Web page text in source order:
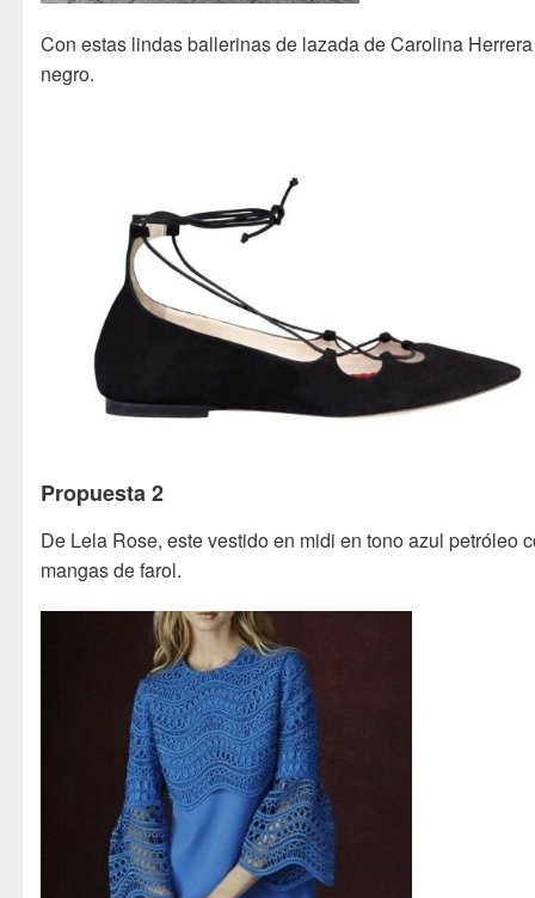
Con estas lindas ballerinas de lazada de Carolina
negro.
Propuesta 2
De Lela Rose, este vestido en midi en tono azul petróleo
mangas de farol.